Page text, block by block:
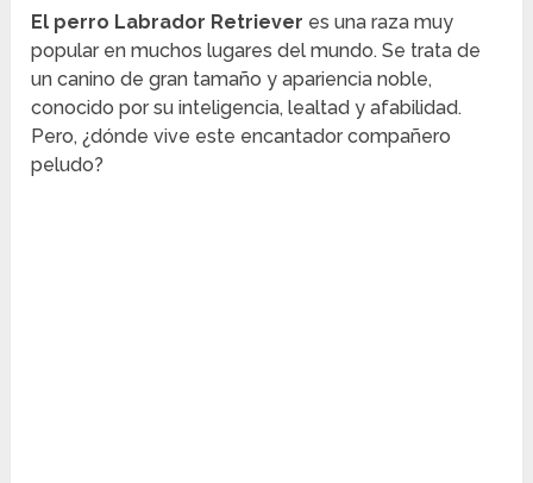
El perro Labrador Retriever es una raza muy
popular en muchos lugares del mundo. Se trata de
un canino de gran tamaño y apariencia noble,
conocido por su inteligencia, lealtad y afabilidad.
Pero, ¿dónde vive este encantador compañero
peludo?